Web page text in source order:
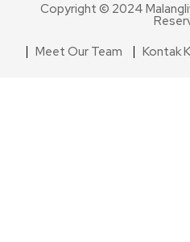
Copyright © 2024
Meet Our Team
Kontak